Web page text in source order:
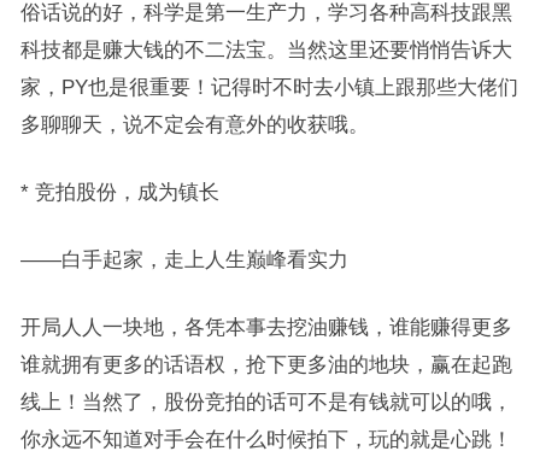
俗话说的好，科学是第一生产力，学习各种高科技跟黑
科技都是赚大钱的不二法宝。当然这里还要悄悄告诉大
家，PY也是很重要！记得时不时去小镇上跟那些大佬们
多聊聊天，说不定会有意外的收获哦。
* 竞拍股份，成为镇长
——白手起家，走上人生巅峰看实力
开局人人一块地，各凭本事去挖油赚钱，谁能赚得更多
谁就拥有更多的话语权，抢下更多油的地块，赢在起跑
线上！当然了，股份竞拍的话可不是有钱就可以的哦，
你永远不知道对手会在什么时候拍下，玩的就是心跳！